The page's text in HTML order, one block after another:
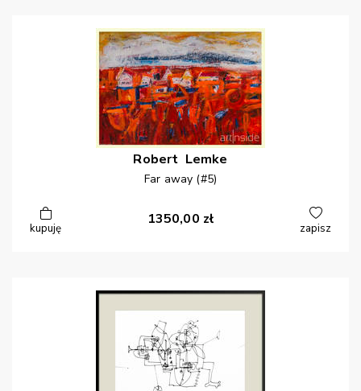
Robert Lemke
Far away (#5)
kupuję
1350,00 zł
zapisz